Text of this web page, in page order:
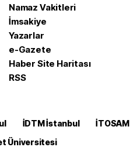
Namaz Vakitleri
İmsakiye
Yazarlar
e-Gazete
Haber Site Haritası
RSS
İDTM İstanbul İTOSAM
Üniversitesi